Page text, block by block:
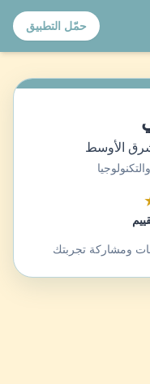
حمّل التطبيق
الأوسط